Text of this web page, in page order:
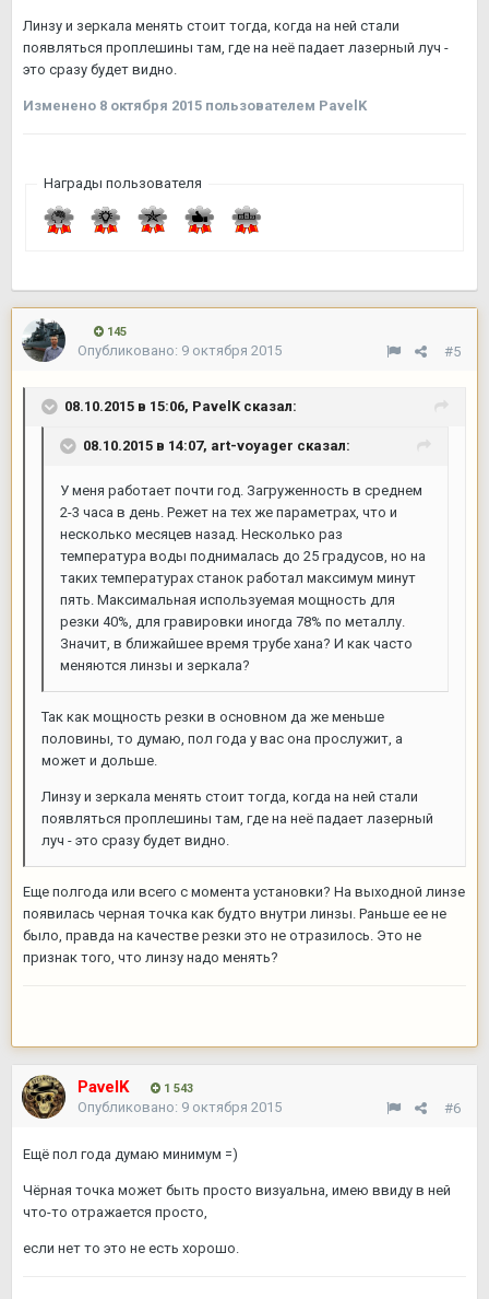
Линзу и зеркала менять стоит тогда, когда на ней стали
появляться проплешины там, где на неё падает лазерный луч -
это сразу будет видно.
Изменено 8 октября 2015 пользователем PavelK
Награды пользователя
145
#5
Опубликовано: 9 октября 2015
08.10.2015 в 15:06, PavelKсказал:
08.10.2015 в 14:07, art-voyager сказал:
У меня работает почти год. Загруженность в среднем
2-3 часа в день. Режет на тех же параметрах, что и
несколько месяцев назад. Несколько раз
температура воды поднималась до 25 градусов, но на
таких температурах станок работал максимум минут
пять. Максимальная используемая мощность для
резки 40%, для гравировки иногда 78% по металлу.
Значит, в ближайшее время трубе хана? И как часто
меняются линзы и зеркала?
Так как мощность резки в основном да же меньше
половины, то думаю, пол года у вас она прослужит, а
может и дольше.
Линзу и зеркала менять стоит тогда, когда на ней стали
появляться проплешины там, где на неё падает лазерный
луч - это сразу будет видно.
Еще полгода или всего с момента установки? На выходной линзе
появилась черная точка как будто внутри линзы. Раньше ее не
было, правда на качестве резки это не отразилось. Это не
признак того, что линзу надо менять?
PavelK 1 543
#6
Опубликовано: 9 октября 2015
Ещё пол года думаю минимум =)
Чёрная точка может быть просто визуальна, имею ввиду в ней
что-то отражается просто,
если нет то это не есть хорошо.